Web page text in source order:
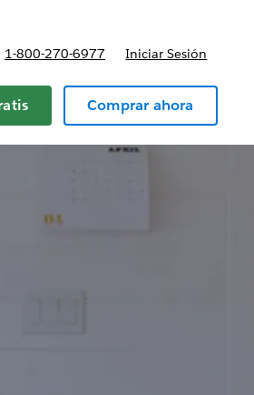
1-800-270-6977 Iniciar Sesión
Comprar ahora